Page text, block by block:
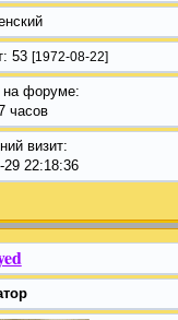
53 [1972-08-22]
на форуме:
часов
визит:
29 22:18:36